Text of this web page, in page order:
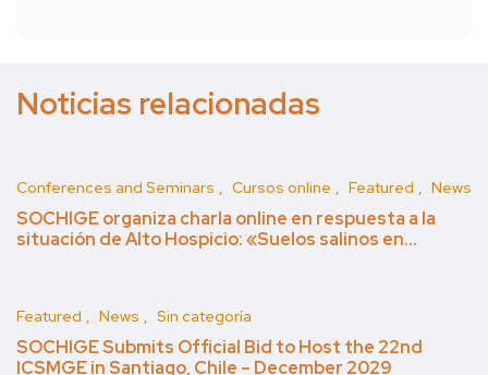
Noticias relacionadas
Conferences and Seminars Cursos online Featured News
SOCHIGE organiza charla online en respuesta a la
situación de Alto Hospicio: «Suelos salinos en…
Featured News Sin categoría
SOCHIGE Submits Official Bid to Host the 22nd
ICSMGE in Santiago, Chile – December 2029